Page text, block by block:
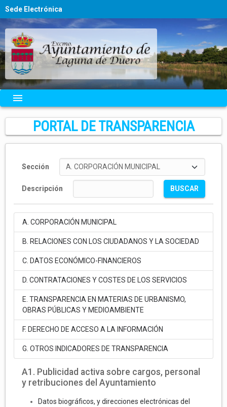
Sede Electrónica
menu
PORTAL DE TRANSPARENCIA
Sección
Descripción
A. CORPORACIÓN MUNICIPAL
B. RELACIONES CON LOS CIUDADANOS Y LA SOCIEDAD
C. DATOS ECONÓMICO-FINANCIEROS
D. CONTRATACIONES Y COSTES DE LOS SERVICIOS
E. TRANSPARENCIA EN MATERIAS DE URBANISMO,
OBRAS PÚBLICAS Y MEDIOAMBIENTE
F. DERECHO DE ACCESO A LA INFORMACIÓN
G. OTROS INDICADORES DE TRANSPARENCIA
A1. Publicidad activa sobre cargos, personal
y retribuciones del Ayuntamiento
Datos biográficos, y direcciones electrónicas del